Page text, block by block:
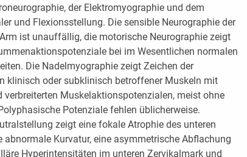
der Elektromyographie und dem
und Flexionsstellung. Die sensible Neurographie der
ist unauffällig, die motorische Neurographie zeigt
bei im Wesentlichen normalen
Die Nadelmyographie zeigt Zeichen der
klinisch oder subklinisch betroffener Muskeln mit
verbreiterten Muskelaktionspotenzialen, meist ohne
Potenziale fehlen üblicherweise.
zeigt eine fokale Atrophie des unteren
abnormale Kurvatur, eine asymmetrische Abflachung
Hyperintensitäten im unteren Zervikalmark und